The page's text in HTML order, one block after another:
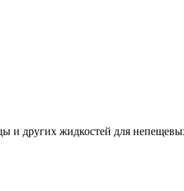
и других жидкостей для